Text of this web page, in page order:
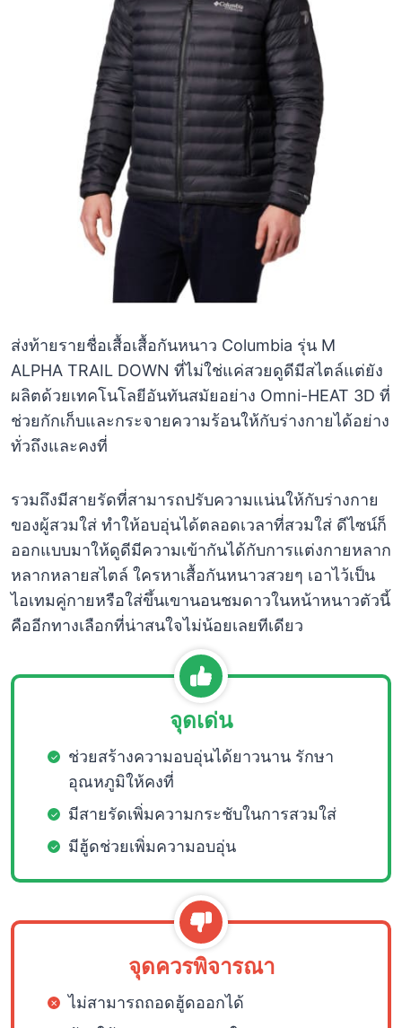
ส่งท้ายรายชื่อเสื้อเสื้อกันหนาว Columbia รุ่น M
ALPHA TRAIL DOWN ที่ไม่ใช่แค่สวยดูดีมีสไตล์แต่ยัง
ผลิตด้วยเทคโนโลยีอันทันสมัยอย่าง Omni-HEAT 3D ที่
ช่วยกักเก็บและกระจายความร้อนให้กับร่างกายได้อย่าง
ทั่วถึงและคงที่
รวมถึงมีสายรัดที่สามารถปรับความแน่นให้กับร่างกาย
ของผู้สวมใส่ ทำให้อบอุ่นได้ตลอดเวลาที่สวมใส่ ดีไซน์ก็
ออกแบบมาให้ดูดีมีความเข้ากันได้กับการแต่งกายหลาก
หลากหลายสไตล์ ใครหาเสื้อกันหนาวสวยๆ เอาไว้เป็น
ไอเทมคู่กายหรือใส่ขึ้นเขานอนชมดาวในหน้าหนาวตัวนี้
คืออีกทางเลือกที่น่าสนใจไม่น้อยเลยทีเดียว
จุดเด่น
ช่วยสร้างความอบอุ่นได้ยาวนาน รักษา
อุณหภูมิให้คงที่
มีสายรัดเพิ่มความกระชับในการสวมใส่
มีฮู้ดช่วยเพิ่มความอบอุ่น
จุดควรพิจารณา
ไม่สามารถถอดฮู้ดออกได้